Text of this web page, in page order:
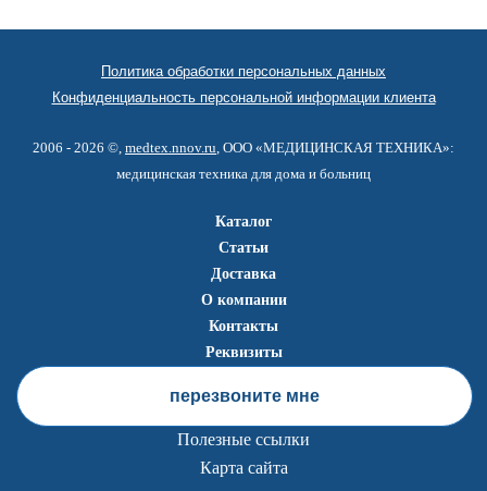
Политика обработки персональных данных
Конфиденциальность персональной информации клиента
2006 - 2026 ©, medtex.nnov.ru , ООО «МЕДИЦИНСКАЯ ТЕХНИКА»:
медицинская техника для дома и больниц
Каталог
Статьи
Доставка
О компании
Контакты
Реквизиты
перезвоните мне
Полезные ссылки
Карта сайта